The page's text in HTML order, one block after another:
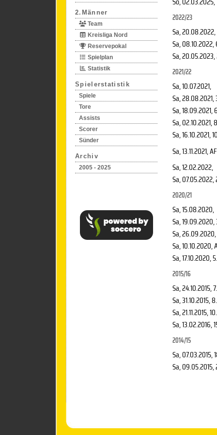
2.Männer
Team
Kreisliga Nord
Reservepokal
Spielplan
Statistik
Spielerstatistik
Spiele
Tore
Assists
Scorer
Sünder
Archiv
2005 - 2025
2022/23
Sa, 20.08.2022,
Sa, 08.10.2022,
Sa, 20.05.2023,
2021/22
Sa, 10.07.2021,
Sa, 28.08.2021,
Sa, 18.09.2021,
Sa, 02.10.2021,
Sa, 16.10.2021,
Sa, 13.11.2021, AF
Sa, 12.02.2022,
Sa, 07.05.2022,
2020/21
Sa, 15.08.2020,
Sa, 19.09.2020,
Sa, 26.09.2020
Sa, 10.10.2020,
Sa, 17.10.2020,
2015/16
Sa, 24.10.2015,
Sa, 31.10.2015,
Sa, 21.11.2015,
Sa, 13.02.2016,
2014/15
Sa, 07.03.2015,
Sa, 09.05.2015,